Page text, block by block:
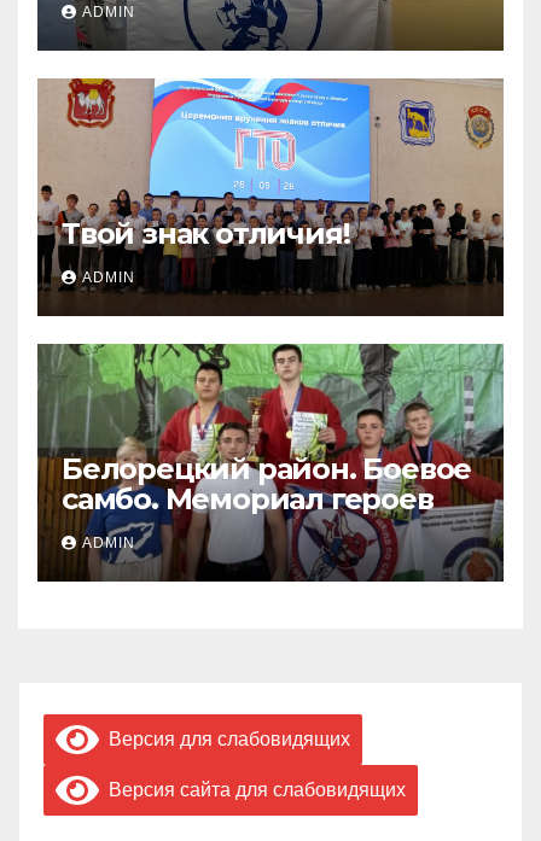
ADMIN
Твой знак отличия!
ADMIN
Белорецкий район. Боевое
самбо. Мемориал героев
ADMIN
Версия для слабовидящих
Версия сайта для слабовидящих